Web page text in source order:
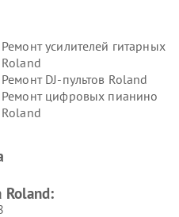
Ремонт усилителей гитарных
Roland
Ремонт DJ-пультов Roland
Ремонт цифровых пианино
Roland
Roland: